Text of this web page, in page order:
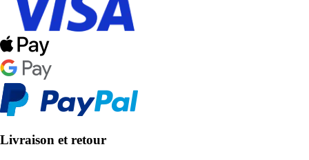
Livraison et retour